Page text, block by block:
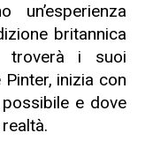
un’esperienza
britannica
troverà i suoi
inizia con
e dove